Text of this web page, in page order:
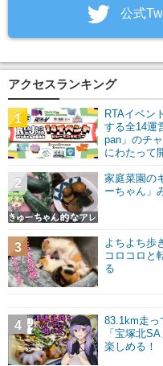
公式
アクセスランキング
RTAイベン
する全14運
pan」のチ
にわたって
1
家庭菜園の
ーちゃん」
2
よちよち歩
コロコロと
る
3
83.1km走っ
「宝塚北
楽しめる！
4